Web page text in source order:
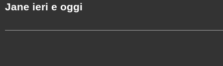
Jane ieri e oggi